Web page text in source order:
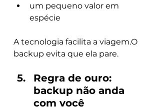
um pequeno valor em
espécie
A tecnologia facilita a viagem.O
backup evita que ela pare.
Regra de ouro:
backup não anda
com você